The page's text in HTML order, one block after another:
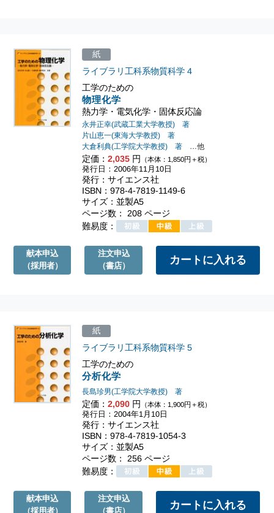
工学のための
物理化学
熱力学・電気化学・固体反応論
ライブラリ工科系物質科学 4
永井正幸(武蔵工業大学教授) 著
片山恵一(東海大学教授) 著
大倉利典(工学院大学教授) 著 …他
定価：2,035 円 （本体：1,850円＋税）
紙
発行日：2006年11月10日
発行：サイエンス社
ISBN：978-4-7819-1149-6
サイズ：並製A5
ページ数： 208 ページ
難易度：
献本申込
（採用者）
注文申込
（書店）
工学のための
分析化学
ライブラリ工科系物質科学 5
長島珍男(工学院大学教授) 著
定価：2,090 円 （本体：1,900円＋税）
紙
発行日：2004年1月10日
発行：サイエンス社
ISBN：978-4-7819-1054-3
サイズ：並製A5
ページ数： 256 ページ
難易度：
献本申込
注文申込